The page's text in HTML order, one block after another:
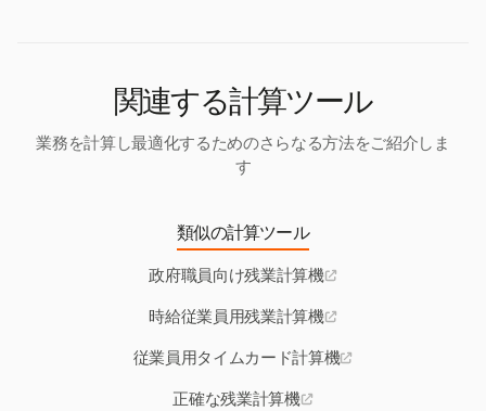
関連する計算ツール
業務を計算し最適化するためのさらなる方法をご紹介しま
す
類似の計算ツール
政府職員向け残業計算機
時給従業員用残業計算機
従業員用タイムカード計算機
正確な残業計算機